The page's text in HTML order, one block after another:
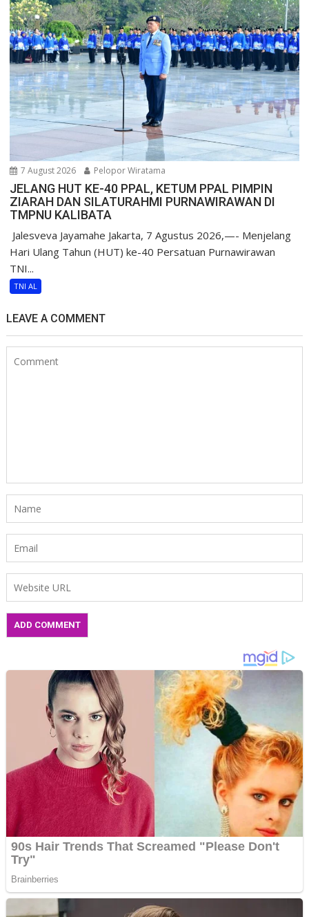
7 August 2026 Pelopor Wiratama
JELANG HUT KE-40 PPAL, KETUM PPAL PIMPIN
ZIARAH DAN SILATURAHMI PURNAWIRAWAN DI
TMPNU KALIBATA
​ Jalesveva Jayamahe Jakarta, 7 Agustus 2026,—- Menjelang
Hari Ulang Tahun (HUT) ke-40 Persatuan Purnawirawan
TNI...
TNI AL
LEAVE A COMMENT